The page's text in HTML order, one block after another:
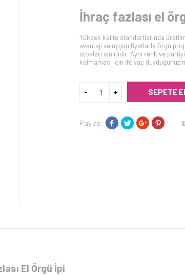
İhraç fazlası el
Yüksek kalite standartlarında
avantajı ve uygun fiyatlarla örgü
stokları sınırlıdır. Aynı renk ve
kalmaması için ihtiyaç duyduğunuz
SEPETE
Paylaş:
El Örgü İpi